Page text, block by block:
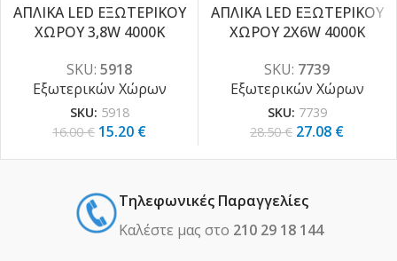
-5%
ΑΠΛΙΚΑ LED ΕΞΩΤΕΡΙΚΟΥ
ΧΩΡΟΥ 3,8W 4000K
SKU: 5918
Εξωτερικών Χώρων
SKU: 5918
16.00€ 15.20 €
-5%
ΑΠΛΙΚΑ LED ΕΞΩΤΕΡΙΚΟΥ
ΧΩΡΟΥ 2X6W 4000K
SKU: 7739
Εξωτερικών Χώρων
SKU: 7739
28.50€ 27.08 €
Τηλεφωνικές Παραγγελίες
Καλέστε μας στο 210 29 18 144